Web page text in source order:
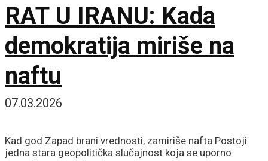
RAT U IRANU: Kada
demokratija miriše na
naftu
07.03.2026
Kad god Zapad brani vrednosti, zamiriše nafta Postoji
jedna stara geopolitička slučajnost koja se uporno